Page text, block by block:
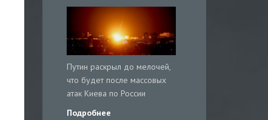
Путин раскрыл до мелочей,
что будет после массовых
атак Киева по России
Подробнее